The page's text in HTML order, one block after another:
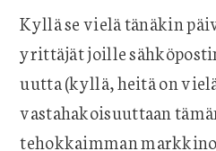
Kyllä se vielä tänäkin
yrittäjät joille
uutta (kyllä, heitä on
vastahakoisuuttaan
tehokkaimman